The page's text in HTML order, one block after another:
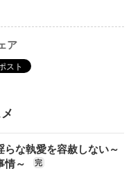
ア
らな執愛を容赦しない～
情～
完